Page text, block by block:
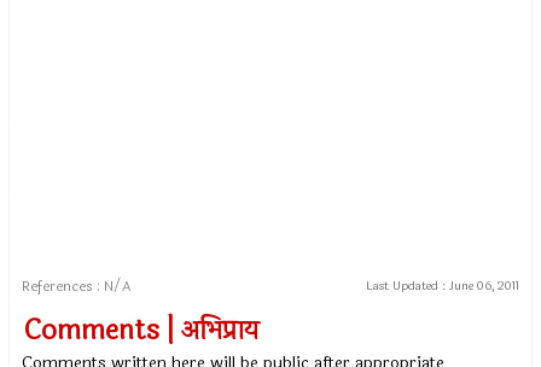
References : N/A Last Updated : June 06, 2011
Comments | अभिप्राय